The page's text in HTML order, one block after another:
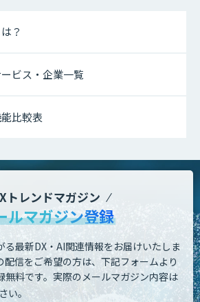
？
ビス・企業一覧
比較表
トレンドマガジン
ルマガジン登録
る最新DX・AI関連情報をお届けいたしま
配信をご希望の方は、下記フォームより
料です。 実際のメールマガジン内容は
い。